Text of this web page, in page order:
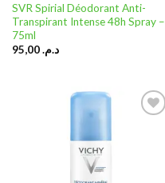
SVR Spirial Déodorant Anti-
Transpirant Intense 48h Spray –
75ml
د.م.95,00